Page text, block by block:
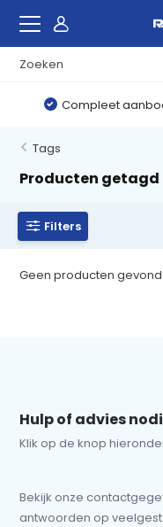
Compleet
Tags
Producten getagd
Filters
Geen producten
Hulp of advies
Klik op de knop
Bekijk onze
antwoorden op